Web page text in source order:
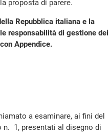
proposta di parere.
Repubblica italiana e la
responsabilità di gestione dei
Appendice.
a esaminare, ai fini del
n. 1, presentati al disegno di